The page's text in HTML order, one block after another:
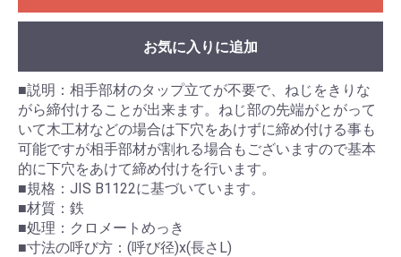
お気に入りに追加
■説明：相手部材のタップ立てが不要で、ねじをきりな
がら締付けることが出来ます。ねじ部の先端がとがって
いて木工材などの場合は下穴をあけずに締め付ける事も
可能ですが相手部材が割れる場合もございますので基本
的に下穴をあけて締め付けを行います。
■規格：JIS B1122に基づいています。
■材質：鉄
■処理：クロメートめっき
■寸法の呼び方：(呼び径)x(長さL)